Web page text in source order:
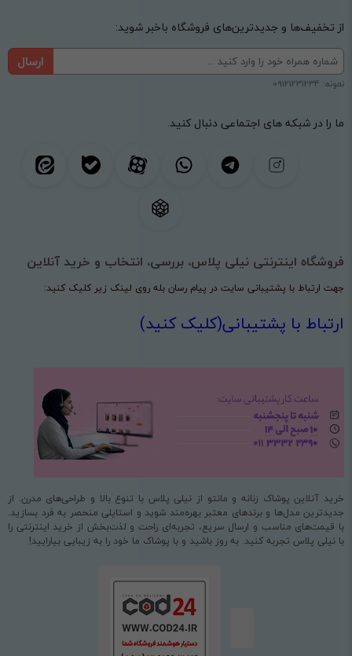
از تخفیف‌ها و جدیدترین‌های فروشگاه باخبر شوید:
ارسال
نمونه: 09121231234
ما را در شبکه های اجتماعی دنبال کنید.
فروشگاه اینترنتی نیلی پلاس، بررسی، انتخاب و خرید آنلاین
جهت ارتباط با پشتیبانی سایت در پیام رسان بله روی لینک زیر کلیک کنید:
ارتباط با پشتیبانی(کلیک کنید)
خرید آنلاین پوشاک زنانه و مانتو از نیلی پلاس با تنوع بالا و طراحی‌های مدرن. از
جدیدترین مدل‌ها و برندهای معتبر بهره‌مند شوید و استایلی منحصر به فرد بسازید.
با قیمت‌های مناسب و ارسال سریع، تجربه‌ای راحت و لذت‌بخش از خرید اینترنتی را
با نیلی پلاس تجربه کنید. به روز باشید و با پوشاک ما خود را به زیبایی بیارایید!